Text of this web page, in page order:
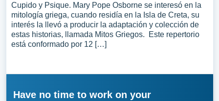
Cupido y Psique. Mary Pope Osborne se interesó en la
mitología griega, cuando residía en la Isla de Creta, su
interés la llevó a producir la adaptación y colección de
estas historias, llamada Mitos Griegos. Este repertorio
está conformado por 12 […]
Have no time to work on your